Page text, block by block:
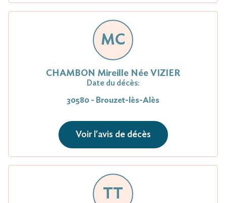
MC
CHAMBON Mireille Née VIZIER
Date du décès:
30580 - Brouzet-lès-Alès
Voir l'avis de décès
TT